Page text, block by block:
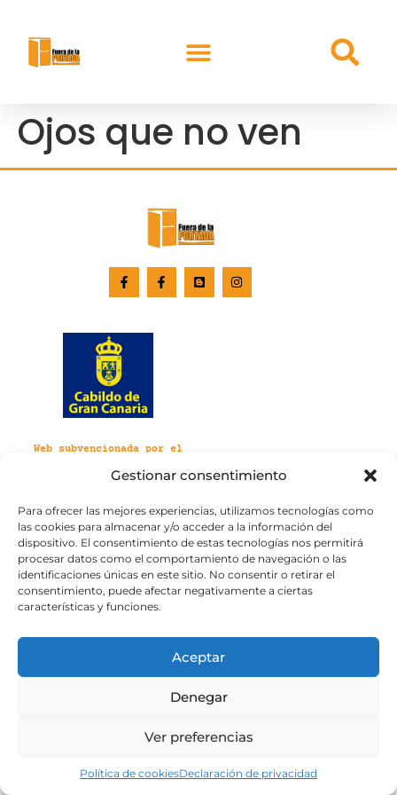
Gestionar consentimiento
Para ofrecer las mejores experiencias, utilizamos tecnologías como
las cookies para almacenar y/o acceder a la información del
dispositivo. El consentimiento de estas tecnologías nos permitirá
procesar datos como el comportamiento de navegación o las
identificaciones únicas en este sitio. No consentir o retirar el
consentimiento, puede afectar negativamente a ciertas
características y funciones.
Aceptar
Denegar
Ver preferencias
Política de cookiesDeclaración de privacidad
Ojos que no ven
Web subvencionada por el
Aviso legalPolítica de privacidad
Política de cookies
Portal de transparenciaAccesibilidad